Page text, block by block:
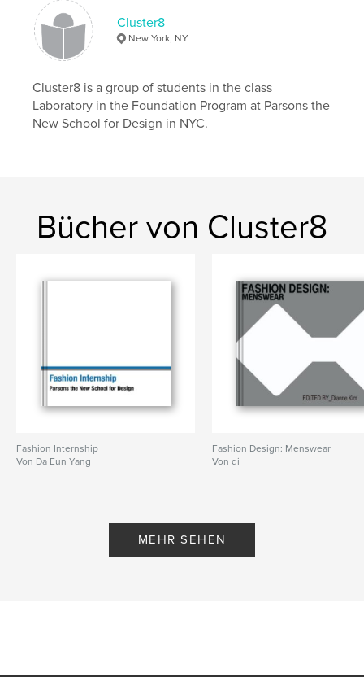
Cluster8
New York, NY
Cluster8 is a group of students in the class
Laboratory in the Foundation Program at Parsons the
New School for Design in NYC.
Bücher von Cluster8
Fashion Internship
Von Da Eun Yang
Fashion Design: Menswear
Von di
MEHR SEHEN